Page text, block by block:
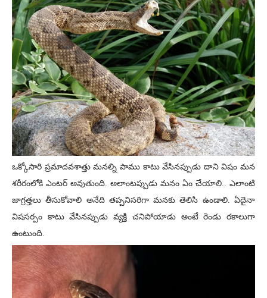
ఒక్కోసారి ప్రమాదవశాత్తు మనల్ని పాము కాటు వేసినప్పుడు దాని విషం మన
శరీరంలోకి ఎంటర్ అవుతుంది. అలాంటప్పుడు మనం ఏం చేయాలి.. ఎలాంటి
జాగ్రత్తలు తీసుకోవాలి అనేది తప్పనిసరిగా మనకు తెలిసి ఉండాలి. ఏదైనా
విషసర్పం కాటు వేసినప్పుడు వ్యక్తి చనిపోయాడు అంటే రెండు రకాలుగా
ఉంటుంది.